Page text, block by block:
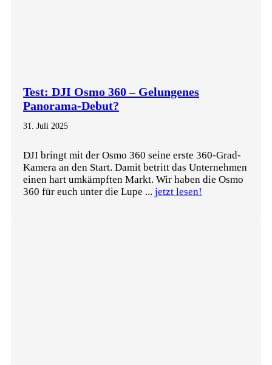
Test: DJI Osmo 360 – Gelungenes
Panorama-Debut?
31. Juli 2025
DJI bringt mit der Osmo 360 seine erste 360-Grad-
Kamera an den Start. Damit betritt das Unternehmen
einen hart umkämpften Markt. Wir haben die Osmo
360 für euch unter die Lupe ... jetzt lesen!